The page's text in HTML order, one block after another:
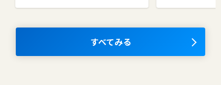
コラボレーションツール
ナレッジマネジメントツール
タレントマ
OKRツール
すべてみる